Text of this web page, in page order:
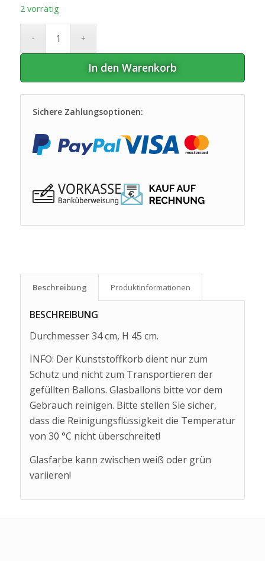
2 vorrätig
In den Warenkorb
Sichere Zahlungsoptionen:
Beschreibung Produkt­informationen
BESCHREIBUNG
Durchmesser 34 cm, H 45 cm.
INFO: Der Kunststoffkorb dient nur zum
Schutz und nicht zum Transportieren der
gefüllten Ballons. Glasballons bitte vor dem
Gebrauch reinigen. Bitte stellen Sie sicher,
dass die Reinigungsflüssigkeit die Temperatur
von 30 °C nicht überschreitet!
Glasfarbe kann zwischen weiß oder grün
variieren!